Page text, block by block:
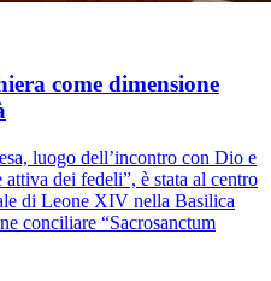
come dimensione
luogo dell’incontro con Dio e
attiva dei fedeli”, è stata al centro
di Leone XIV nella Basilica
conciliare “Sacrosanctum